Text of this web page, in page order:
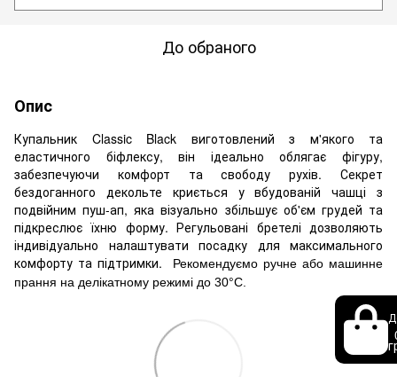
До обраного
Опис
Купальник Classic Black виготовлений з м'якого та
еластичного біфлексу, він ідеально облягає фігуру,
забезпечуючи комфорт та свободу рухів. Секрет
бездоганного декольте криється у вбудованій чашці з
подвійним пуш-ап, яка візуально збільшує об'єм грудей та
підкреслює їхню форму. Регульовані бретелі дозволяють
індивідуально налаштувати посадку для максимального
комфорту та підтримки.
Рекомендуємо ручне або машинне
прання на делікатному режимі до 30°C.